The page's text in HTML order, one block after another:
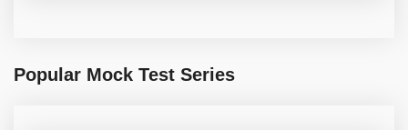
Popular Mock Test Series